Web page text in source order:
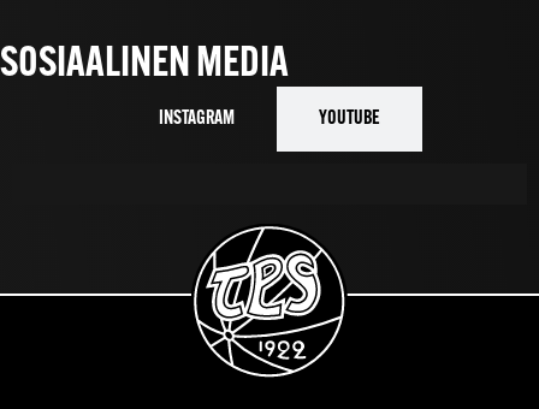
SOSIAALINEN MEDIA
INSTAGRAM YOUTUBE